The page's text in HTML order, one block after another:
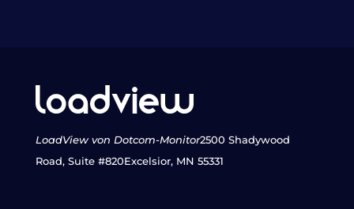
LoadView von Dotcom-Monitor2500 Shadywood
Road, Suite #820Excelsior, MN 55331